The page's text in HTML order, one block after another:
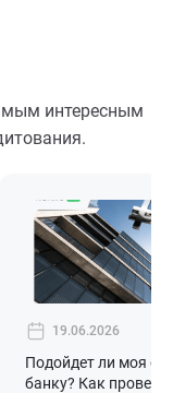
интересным
19.06.2026
Подойдет ли моя
банку? Как